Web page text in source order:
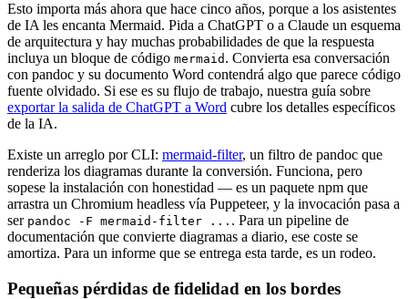
Esto importa más ahora que hace cinco años, porque a los asistentes
de IA les encanta Mermaid. Pida a ChatGPT o a Claude un esquema
de arquitectura y hay muchas probabilidades de que la respuesta
incluya un bloque de código mermaid . Convierta esa conversación
con pandoc y su documento Word contendrá algo que parece código
fuente olvidado. Si ese es su flujo de trabajo, nuestra guía sobre
exportar la salida de ChatGPT a Word cubre los detalles específicos
de la IA.
Existe un arreglo por CLI: mermaid-filter, un filtro de pandoc que
renderiza los diagramas durante la conversión. Funciona, pero
sopese la instalación con honestidad — es un paquete npm que
arrastra un Chromium headless vía Puppeteer, y la invocación pasa a
ser pandoc -F mermaid-filter ... . Para un pipeline de
documentación que convierte diagramas a diario, ese coste se
amortiza. Para un informe que se entrega esta tarde, es un rodeo.
Pequeñas pérdidas de fidelidad en los bordes